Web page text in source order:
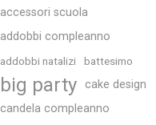
accessori scuola
addobbi compleanno
addobbi natalizi battesimo
big party
cake design
candela compleanno